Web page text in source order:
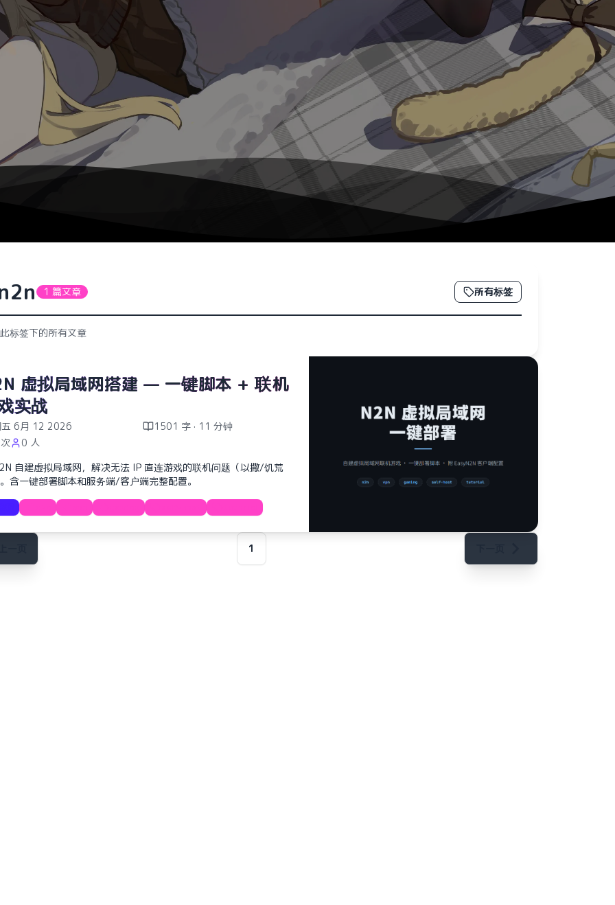
1 篇文章 所有标签
标签下的所有文章
虚拟局域网搭建 — 一键脚本 + 联机
实战
6月 12 2026
1501 字 · 11 分钟
0 人
自建虚拟局域网，解决无法 IP 直连游戏的联机问题（以撒/饥荒
含一键部署脚本和服务端/客户端完整配置。
1